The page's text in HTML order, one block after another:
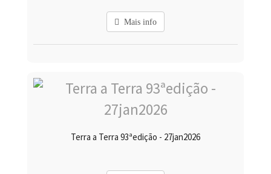
Mais info
Terra a Terra 93ªedição - 27jan2026